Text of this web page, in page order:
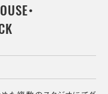
・